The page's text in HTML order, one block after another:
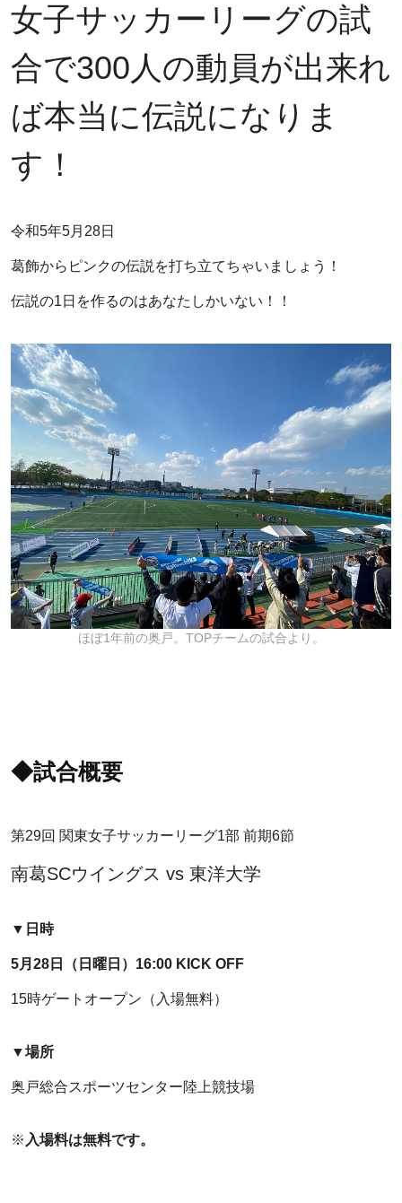
女子サッカーリーグの試
合で300人の動員が出来れ
ば本当に伝説になりま
す！
令和5年5月28日
葛飾からピンクの伝説を打ち立てちゃいましょう！
伝説の1日を作るのはあなたしかいない！！
ほぼ1年前の奥戸。TOPチームの試合より。
◆試合概要
第29回 関東女子サッカーリーグ1部 前期6節
南葛SCウイングス vs 東洋大学
▼日時
5月28日（日曜日）16:00 KICK OFF
15時ゲートオープン（入場無料）
▼場所
奥戸総合スポーツセンター陸上競技場
※ 入場料は無料です。